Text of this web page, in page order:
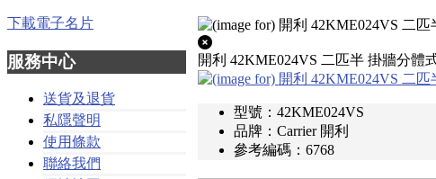
下載電子名片
服務中心
送貨及退貨
私隱聲明
使用條款
聯絡我們
開利 42KME024VS 二匹半 掛牆分體
型號：42KME024VS
品牌：Carrier 開利
參考編碼：6768